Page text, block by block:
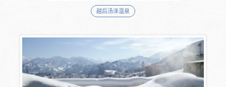
越后汤泽温泉